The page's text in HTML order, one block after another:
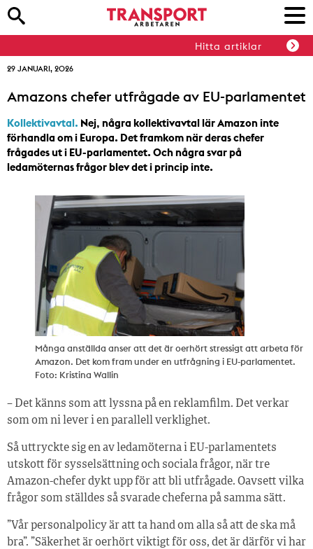
Hitta artiklar
29 JANUARI, 2026
Amazons chefer utfrågade av EU-parlamentet
Kollektivavtal. Nej, några kollektivavtal lär Amazon inte
förhandla om i Europa. Det framkom när deras chefer
frågades ut i EU-parlamentet. Och några svar på
ledamöternas frågor blev det i princip inte.
Många anställda anser att det är oerhört stressigt att arbeta för
Amazon. Det kom fram under en utfrågning i EU-parlamentet.
Foto: Kristina Wallin
– Det känns som att lyssna på en reklamfilm. Det verkar
som om ni lever i en parallell verklighet.
Så uttryckte sig en av ledamöterna i EU-parlamentets
utskott för sysselsättning och sociala frågor, när tre
Amazon-chefer dykt upp för att bli utfrågade. Oavsett vilka
frågor som ställdes så svarade cheferna på samma sätt.
”Vår personalpolicy är att ta hand om alla så att de ska må
bra”. ”Säkerhet är oerhört viktigt för oss, det är därför vi har